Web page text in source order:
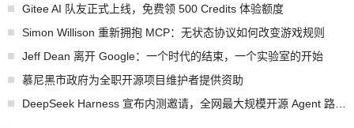
Gitee AI 队友正式上线，免费领 500 Credits 体验额度
Simon Willison 重新拥抱 MCP：无状态协议如何改变游戏规则
Jeff Dean 离开 Google：一个时代的结束，一个实验室的开始
慕尼黑市政府为全职开源项目维护者提供资助